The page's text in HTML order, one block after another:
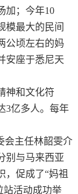
加；今年10
模最大的民间
公顷左右的妈
安座于悉尼天
神和文化符
3亿多人。每年
会主任林韶雯介
别与马来西亚
，促成了“妈祖
站活动成功举